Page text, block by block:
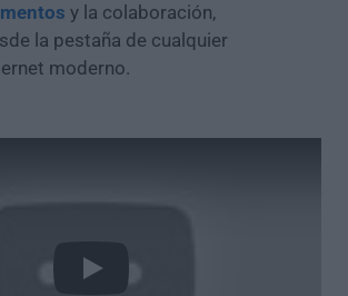
y la colaboración,
la pestaña de cualquier
moderno.
Play